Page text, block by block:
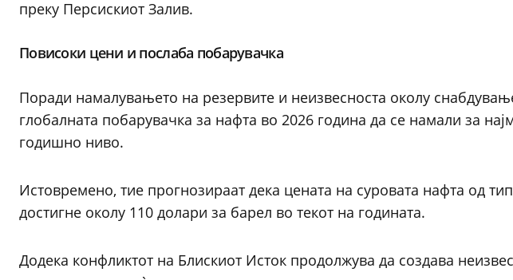
преку Персискиот Залив.
Повисоки цени и послаба побарувачка
Поради намалувањето на резервите и неизвесноста околу
глобалната побарувачка за нафта во 2026 година да се намали за
годишно ниво.
Истовремено, тие прогнозираат дека цената на суровата нафта од
достигне околу 110 долари за барел во текот на годината.
Додека конфликтот на Блискиот Исток продолжува да создава